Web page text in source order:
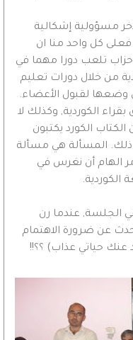
مسؤولية إشكالية
فعلى كل واحد منا ان
تلعب دورا مهما في
من خلال دورات تعليم
وضعها لقبول الأعضاء.
بقراء الكوردية, وكذلك لا
الكتاب الكورد يكتبون
ذلك. المسألة هي مسألة
الهام أن نغرس في
الكوردية.
الجلسة, عندما رن
عن ضرورة الاهتمام
عنك حياتي عذاب) ؟؟!!